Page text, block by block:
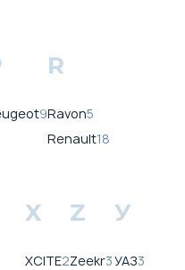
9
R
Ravon5
Renault18
X
XCITE2
Z
Zeekr3
У
УАЗ3